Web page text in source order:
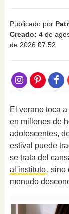
Publicado por
Creado: 4 de
de 2026 07:52
El verano toca
en millones de
adolescentes,
estival puede
se trata del
al instituto, sino
menudo